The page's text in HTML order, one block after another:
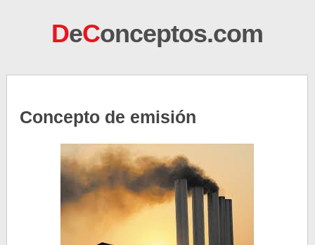
DeConceptos.com
Concepto de emisión